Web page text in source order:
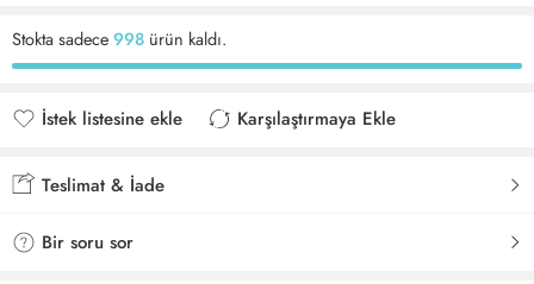
Stokta sadece998 ürün kaldı.
İstek listesine ekle
Karşılaştırmaya Ekle
Teslimat & İade
Bir soru sor